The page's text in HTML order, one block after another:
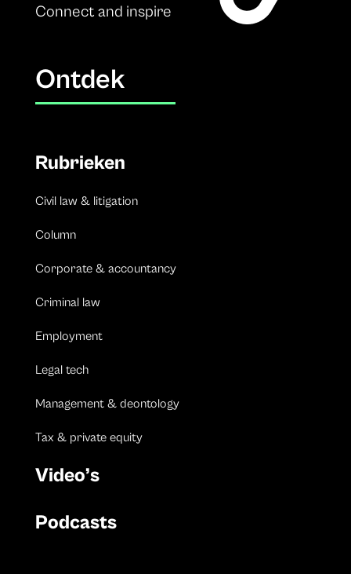
Connect and inspire
Ontdek
Rubrieken
Civil law & litigation
Column
Corporate & accountancy
Criminal law
Employment
Legal tech
Management & deontology
Tax & private equity
Video’s
Podcasts